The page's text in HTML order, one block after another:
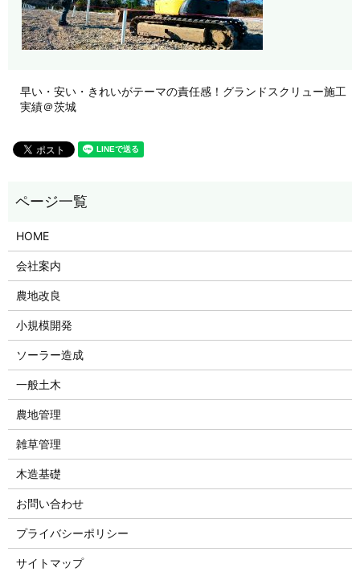
早い・安い・きれいがテーマの責任感！グランドスクリュー施工
実績＠茨城
HOME
会社案内
農地改良
小規模開発
ソーラー造成
一般土木
農地管理
雑草管理
木造基礎
お問い合わせ
プライバシーポリシー
サイトマップ